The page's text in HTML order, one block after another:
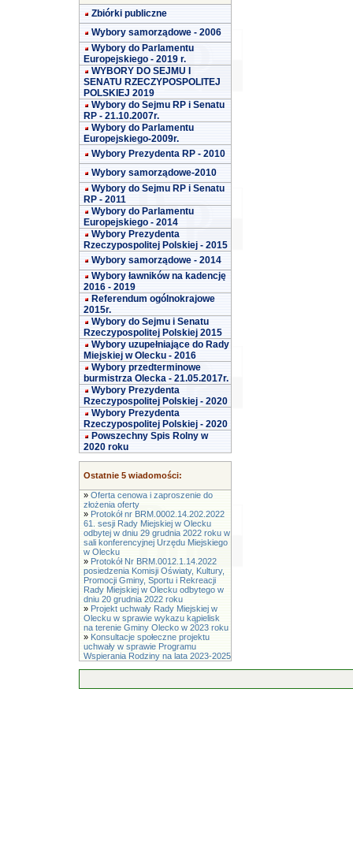
Zbiórki publiczne
Wybory samorządowe - 2006
Wybory do Parlamentu
Europejskiego - 2019 r.
WYBORY DO SEJMU I
SENATU RZECZYPOSPOLITEJ
POLSKIEJ 2019
Wybory do Sejmu RP i Senatu
RP - 21.10.2007r.
Wybory do Parlamentu
Europejskiego-2009r.
Wybory Prezydenta RP - 2010
Wybory samorządowe-2010
Wybory do Sejmu RP i Senatu
RP - 2011
Wybory do Parlamentu
Europejskiego - 2014
Wybory Prezydenta
Rzeczypospolitej Polskiej - 2015
Wybory samorządowe - 2014
Wybory ławników na kadencję
2016 - 2019
Referendum ogólnokrajowe
2015r.
Wybory do Sejmu i Senatu
Rzeczypospolitej Polskiej 2015
Wybory uzupełniające do Rady
Miejskiej w Olecku - 2016
Wybory przedterminowe
burmistrza Olecka - 21.05.2017r.
Wybory Prezydenta
Rzeczypospolitej Polskiej - 2020
Wybory Prezydenta
Rzeczypospolitej Polskiej - 2020
Powszechny Spis Rolny w
2020 roku
Ostatnie 5 wiadomości:
» Oferta cenowa i zaproszenie do
złożenia oferty
» Protokół nr BRM.0002.14.202.2022
61. sesji Rady Miejskiej w Olecku
odbytej w dniu 29 grudnia 2022 roku w
sali konferencyjnej Urzędu Miejskiego
w Olecku
» Protokół Nr BRM.0012.1.14.2022
posiedzenia Komisji Oświaty, Kultury,
Promocji Gminy, Sportu i Rekreacji
Rady Miejskiej w Olecku odbytego w
dniu 20 grudnia 2022 roku
» Projekt uchwały Rady Miejskiej w
Olecku w sprawie wykazu kąpielisk
na terenie Gminy Olecko w 2023 roku
» Konsultacje społeczne projektu
uchwały w sprawie Programu
Wspierania Rodziny na lata 2023-2025